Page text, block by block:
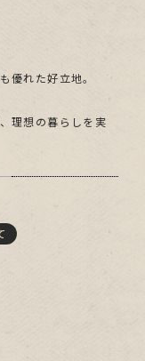
優れた好立地。
理想の暮らしを実